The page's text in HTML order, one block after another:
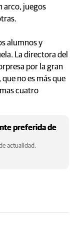
arco, juegos
alumnos y
La directora del
por la gran
no es más que
cuatro
preferida de
actualidad.